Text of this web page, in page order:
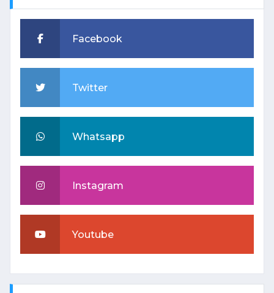
Facebook
Twitter
Whatsapp
Instagram
Youtube